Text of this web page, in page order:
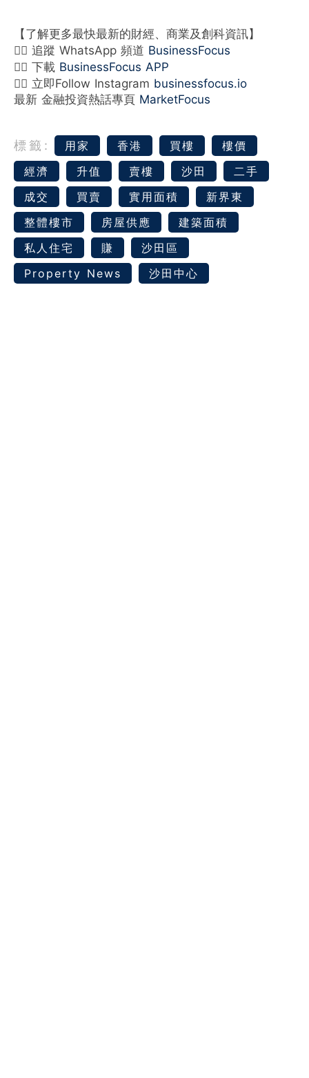
【了解更多最快最新的財經、商業及創科資訊】
👉🏻 追蹤 WhatsApp 頻道 BusinessFocus
👉🏻 下載 BusinessFocus APP
👉🏻 立即Follow Instagram businessfocus.io
最新 金融投資熱話專頁 MarketFocus
標籤: 用家 香港 買樓
樓價
經濟
升值 賣樓 沙田
二手
成交
買賣 實用面積
新界東
整體樓市
房屋供應
建築面積
私人住宅
賺
沙田區
Property News
沙田中心